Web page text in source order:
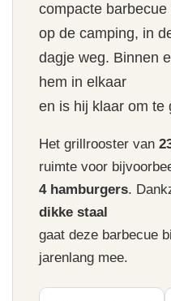
compacte
op de camping, in
dagje weg. Binnen
hem in elkaar
en is hij klaar om te
Het grillrooster van
ruimte voor
4 hamburgers.
dikke staal
gaat deze barbecue
jarenlang mee.